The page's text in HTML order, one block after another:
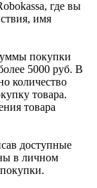
где вы
имя
покупки
5000 руб. В
количество
товара.
товара
доступные
в личном